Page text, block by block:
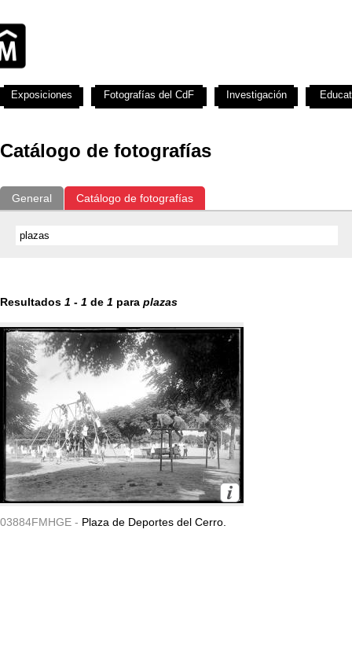
Catálogo de fotografías
General Catálogo de fotografías
Resultados 1 - 1 de 1 para plazas
03884FMHGE - Plaza de Deportes del Cerro.
Exposiciones Fotografías del CdF Investigación